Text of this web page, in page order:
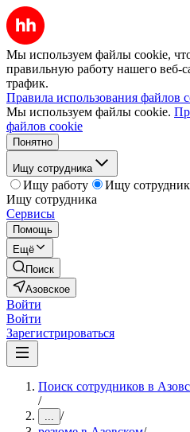
Мы используем файлы cookie,
правильную работу нашего веб-
трафик.
Правила использования файлов
Мы используем файлы cookie.
файлов cookie
Понятно
Ищу сотрудника
Ищу работу
Ищу
Ищу сотрудника
Сервисы
Помощь
Ещё
Поиск
Азовское
Войти
Войти
Зарегистрироваться
Поиск сотрудников в
/
... /